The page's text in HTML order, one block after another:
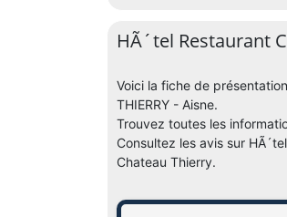
HÃ´tel Restaurant
Voici la fiche de
THIERRY - Aisne.
Trouvez toutes les
Consultez les avis sur
Chateau Thierry.